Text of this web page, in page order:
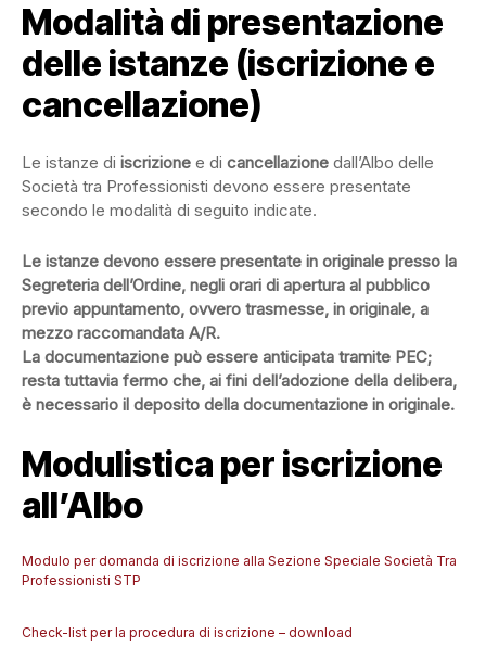
Modalità di presentazione
delle istanze (iscrizione e
cancellazione)
Le istanze di iscrizione e di cancellazione dall’Albo delle
Società tra Professionisti devono essere presentate
secondo le modalità di seguito indicate.
Le istanze devono essere presentate in originale presso la
Segreteria dell’Ordine, negli orari di apertura al pubblico
previo appuntamento, ovvero trasmesse, in originale, a
mezzo raccomandata A/R.
La documentazione può essere anticipata tramite PEC;
resta tuttavia fermo che, ai fini dell’adozione della delibera,
è necessario il deposito della documentazione in originale.
Modulistica per iscrizione
all’Albo
Modulo per domanda di iscrizione alla Sezione Speciale Società Tra
Professionisti STP
Check-list per la procedura di iscrizione – download